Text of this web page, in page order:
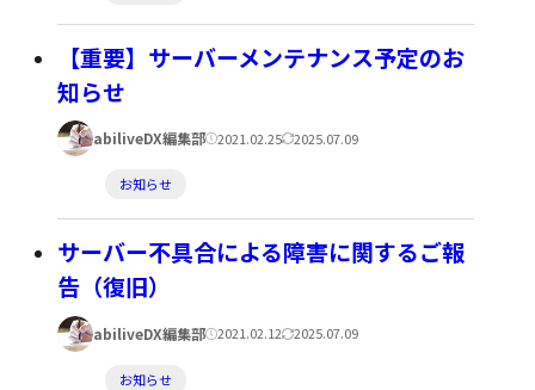
テ
ゴ
リ
ー:
【重要】サーバーメンテナンス予定のお
知らせ
著
者:
abiliveDX編集部公
日:
2021.02.25更
日:
2025.07.09
テ
ゴ
リ
ー:
お知らせ
サーバー不具合による障害に関するご報
告（復旧）
著
者:
abiliveDX編集部公2021.02.12更2025.07.09
お知らせ